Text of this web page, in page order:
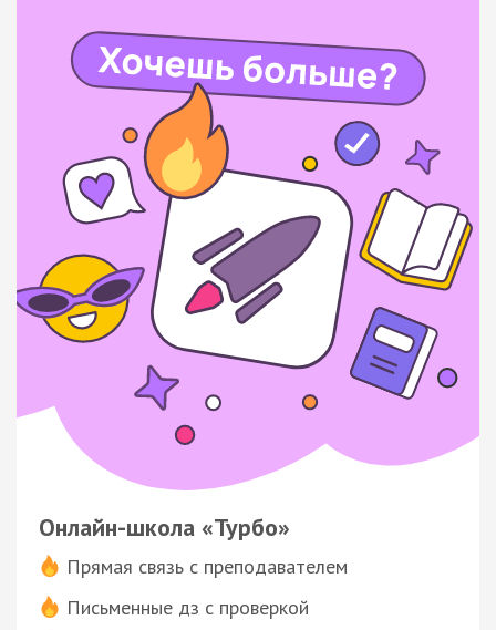
Онлайн-школа «Турбо»
Прямая связь с преподавателем
Письменные дз с проверкой